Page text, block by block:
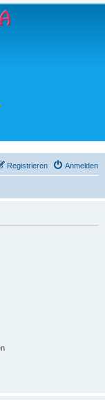
Anmelden
Registrieren